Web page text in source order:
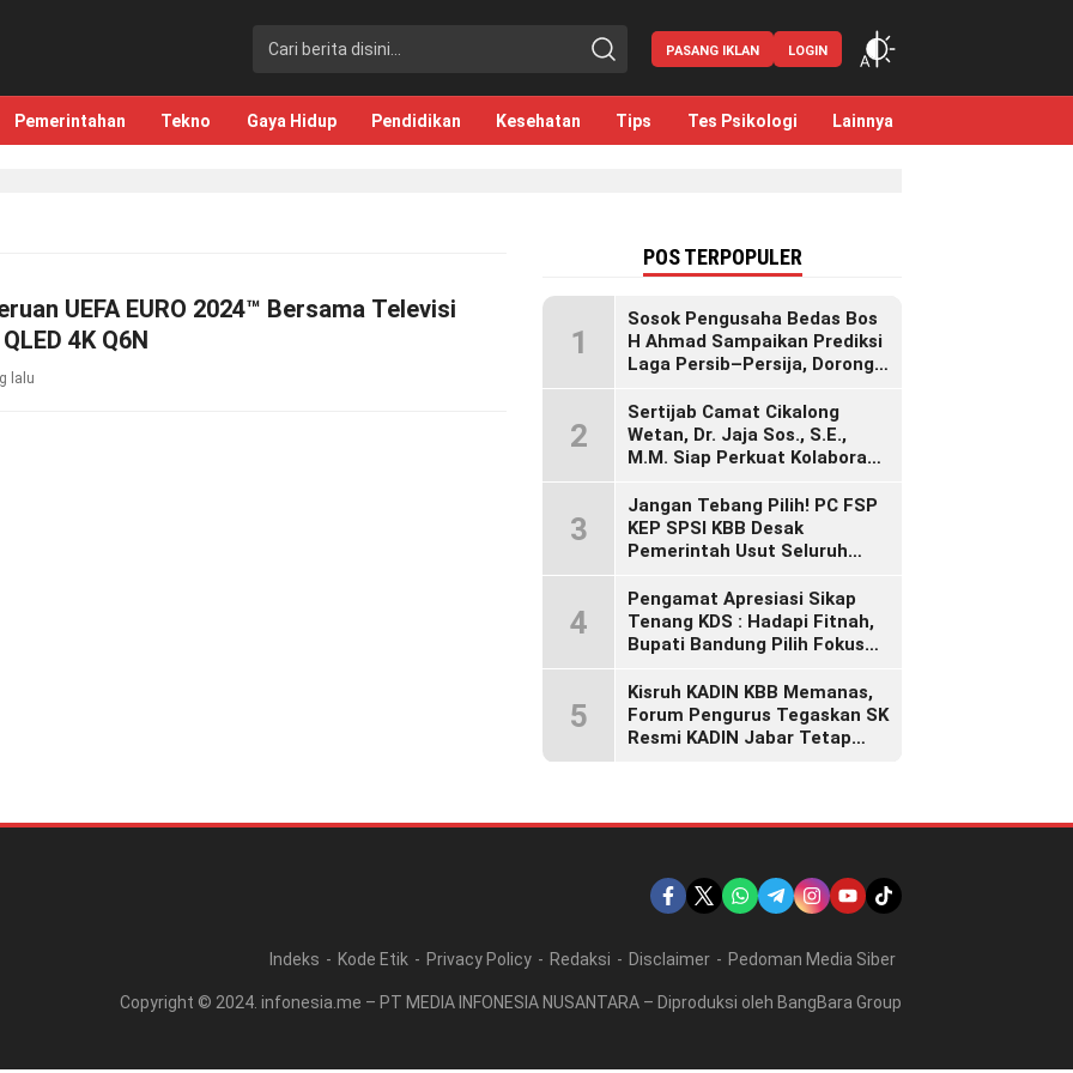
PASANG IKLAN LOGIN
Pemerintahan Tekno Gaya Hidup Pendidikan Kesehatan Tips Tes Psikologi Lainnya
UEFA EURO 2024™ Bersama Televisi
4K Q6N
lalu
POS TERPOPULER
1
Sosok Pengusaha Bedas Bos
H Ahmad Sampaikan Prediksi
Laga Persib–Persija, Dorong
Berada
2
Sertijab Camat Cikalong
Wetan, Dr. Jaja Sos., S.E.,
M.M. Siap Perkuat Kolaborasi
Lebih Maju dan Sejahtera
3
Jangan Tebang Pilih! PC FSP
KEP SPSI KBB Desak
Pemerintah Usut Seluruh
Langgar Hak Pekerja Pasca
Sidak KDM”
4
Pengamat Apresiasi Sikap
Tenang KDS : Hadapi Fitnah,
Bupati Bandung Pilih Fokus
5
Kisruh KADIN KBB Memanas,
Forum Pengurus Tegaskan SK
Resmi KADIN Jabar Tetap
Indeks Kode Etik Privacy Policy Redaksi Disclaimer Pedoman Media Siber
Copyright © 2024. infonesia.me – PT MEDIA INFONESIA NUSANTARA – Diproduksi oleh BangBara Group